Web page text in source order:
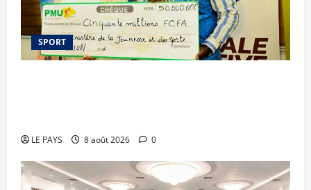
SPORT
LE PAYS 8 août 2026 0